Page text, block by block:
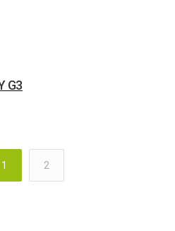
G3
1 2